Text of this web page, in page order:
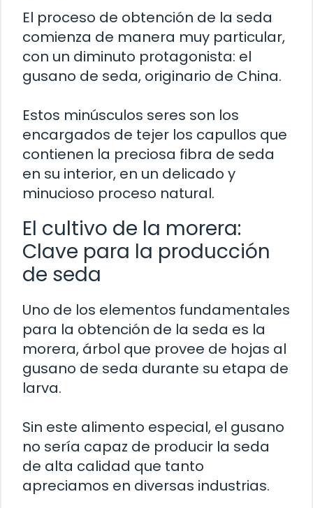
El proceso de obtención de la seda
comienza de manera muy particular,
con un diminuto protagonista: el
gusano de seda, originario de China.
Estos minúsculos seres son los
encargados de tejer los capullos que
contienen la preciosa fibra de seda
en su interior, en un delicado y
minucioso proceso natural.
El cultivo de la morera:
Clave para la producción
de seda
Uno de los elementos fundamentales
para la obtención de la seda es la
morera, árbol que provee de hojas al
gusano de seda durante su etapa de
larva.
Sin este alimento especial, el gusano
no sería capaz de producir la seda
de alta calidad que tanto
apreciamos en diversas industrias.